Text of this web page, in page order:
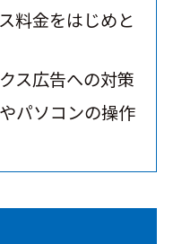
料金をはじめと
ス広告への対策
パソコンの操作